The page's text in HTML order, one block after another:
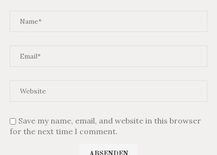
Save my name, email, and website in this browser
for the next time I comment.